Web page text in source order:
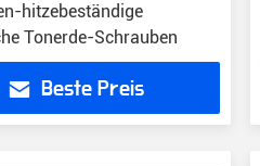
hitzebeständige
Tonerde-Schrauben
Beste Preis